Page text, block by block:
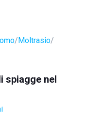
Moltrasio
spiagge nel